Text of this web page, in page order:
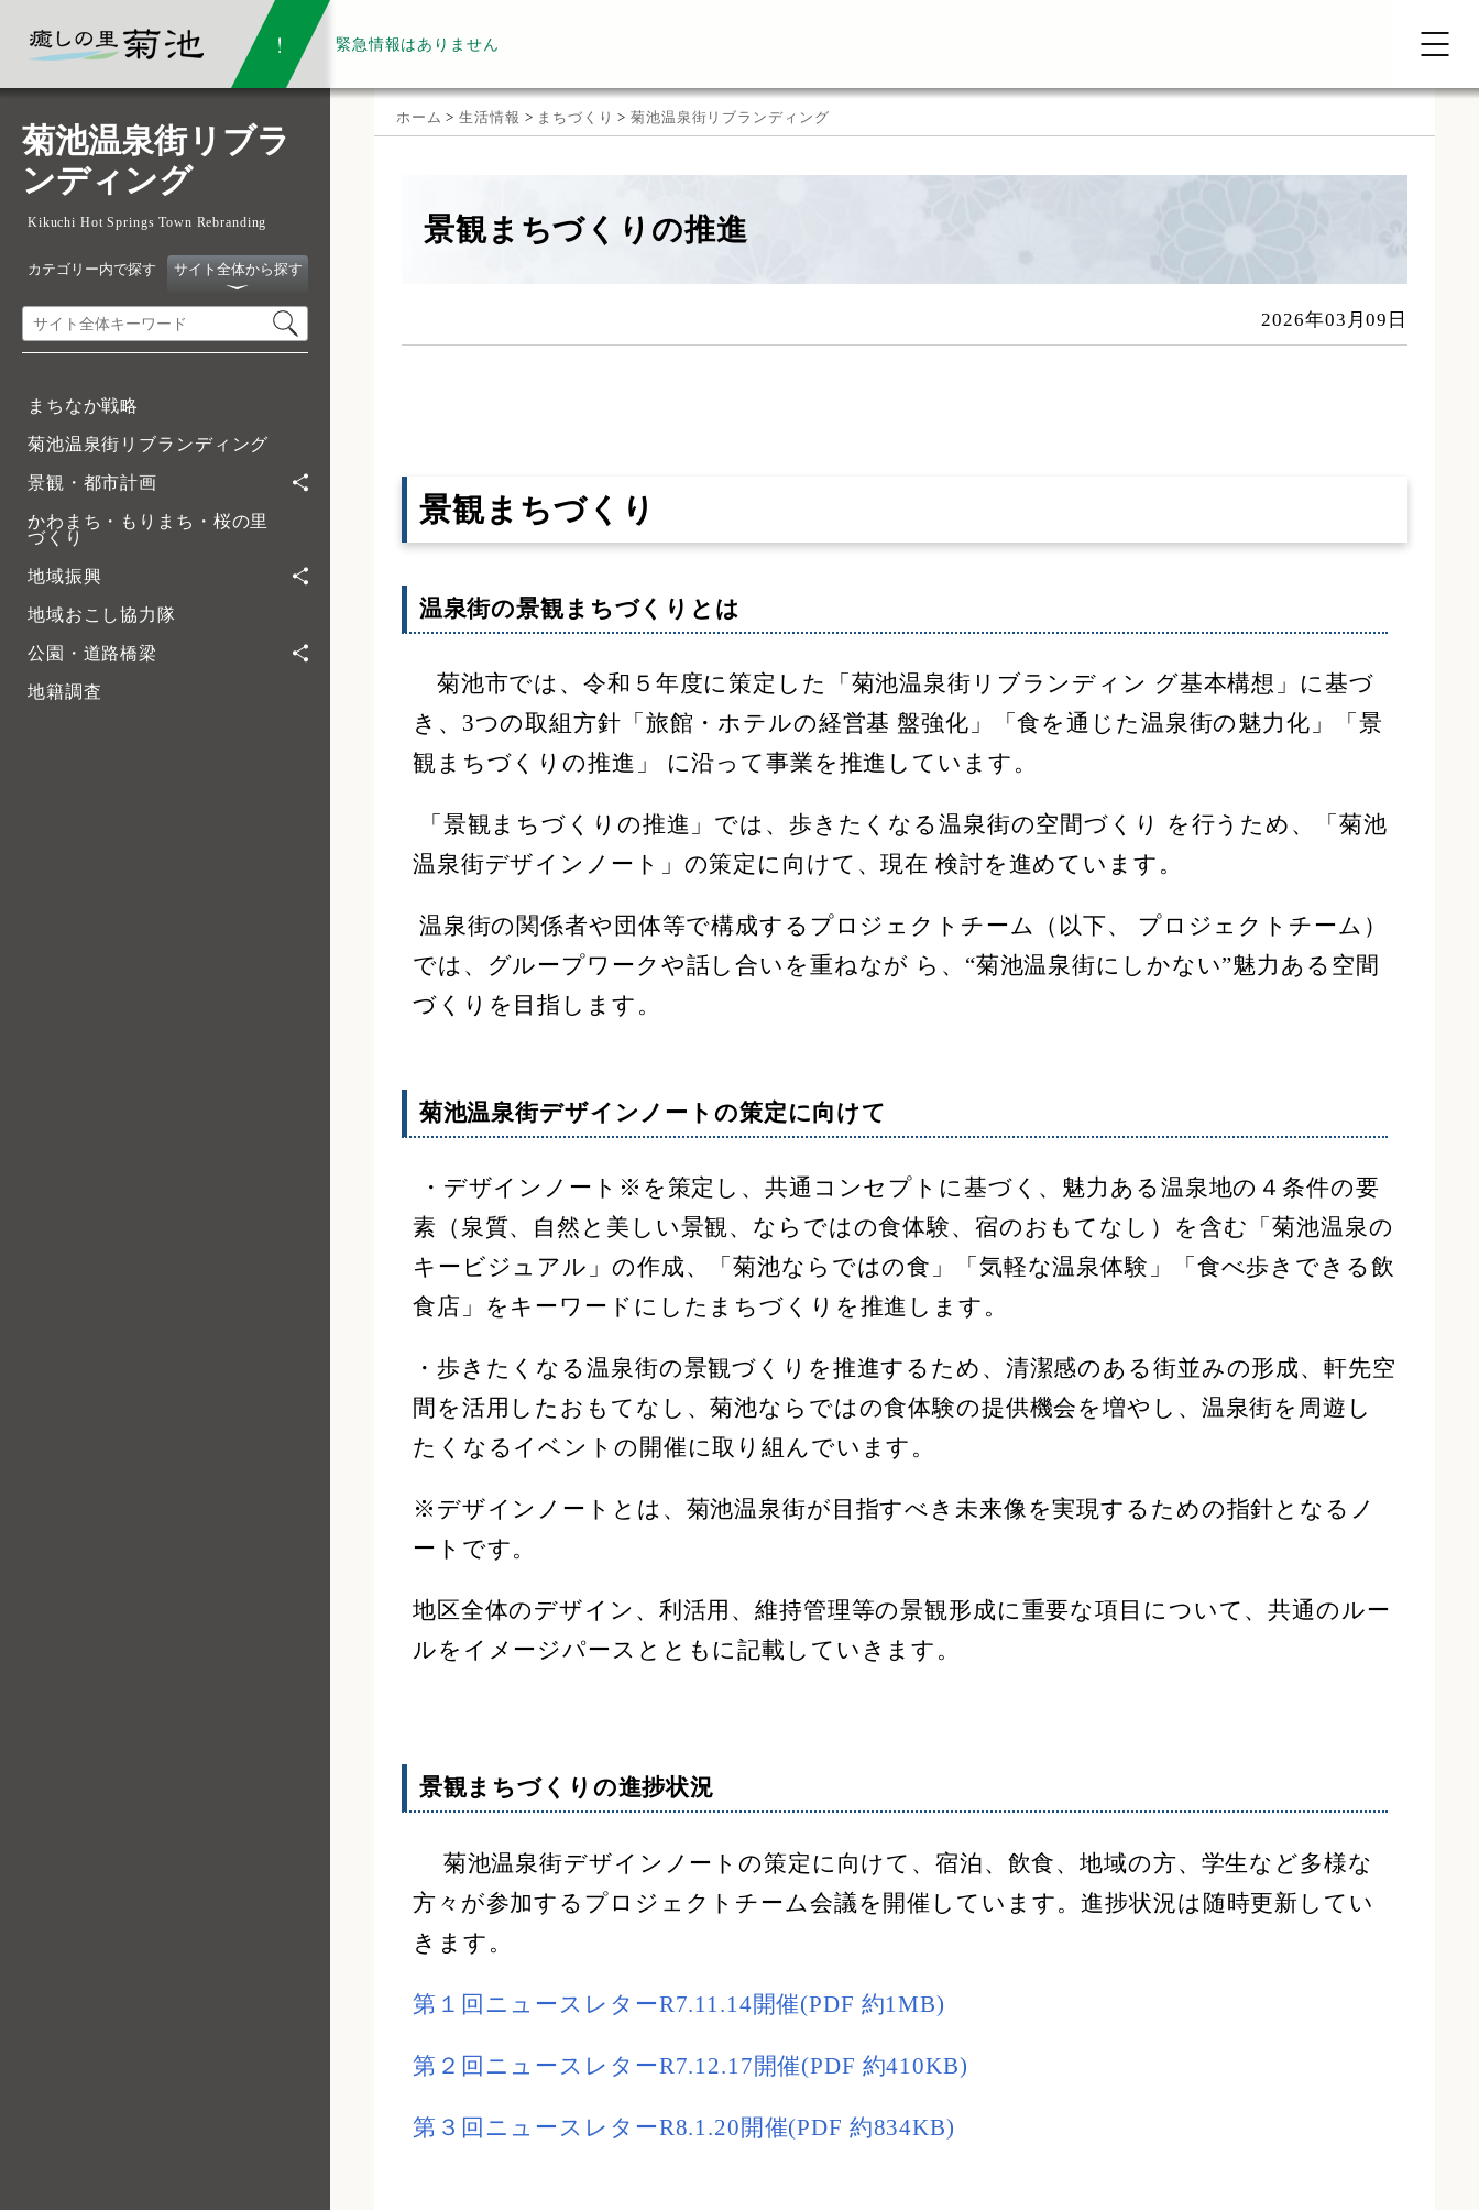
緊急情報はありません
菊池温泉街リブラ
ンディング
Kikuchi Hot Springs Town Rebranding
カテゴリー内で探す サイト全体から探す
まちなか戦略
菊池温泉街リブランディング
景観・都市計画
かわまち・もりまち・桜の里
づくり
地域振興
地域おこし協力隊
公園・道路橋梁
地籍調査
ホーム >生活情報 > まちづくり >菊池温泉街リブランディング
景観まちづくりの推進
2026年03月09日
景観まちづくり
温泉街の景観まちづくりとは
菊池市では、令和５年度に策定した「菊池温泉街リブランディン グ基本構想」に基づ
き、3つの取組方針「旅館・ホテルの経営基 盤強化」「食を通じた温泉街の魅力化」「景
観まちづくりの推進」 に沿って事業を推進しています。
「景観まちづくりの推進」では、歩きたくなる温泉街の空間づくり を行うため、「菊池
温泉街デザインノート」の策定に向けて、現在 検討を進めています。
温泉街の関係者や団体等で構成するプロジェクトチーム（以下、 プロジェクトチーム）
では、グループワークや話し合いを重ねなが ら、“菊池温泉街にしかない”魅力ある空間
づくりを目指します。
菊池温泉街デザインノートの策定に向けて
・デザインノート※を策定し、共通コンセプトに基づく、魅力ある温泉地の４条件の要
素（泉質、自然と美しい景観、ならではの食体験、宿のおもてなし）を含む「菊池温泉の
キービジュアル」の作成、「菊池ならではの食」「気軽な温泉体験」「食べ歩きできる飲
食店」をキーワードにしたまちづくりを推進します。
・歩きたくなる温泉街の景観づくりを推進するため、清潔感のある街並みの形成、軒先空
間を活用したおもてなし、菊池ならではの食体験の提供機会を増やし、温泉街を周遊し
たくなるイベントの開催に取り組んでいます。
※デザインノートとは、菊池温泉街が目指すべき未来像を実現するための指針となるノ
ートです。
地区全体のデザイン、利活用、維持管理等の景観形成に重要な項目について、共通のルー
ルをイメージパースとともに記載していきます。
景観まちづくりの進捗状況
菊池温泉街デザインノートの策定に向けて、宿泊、飲食、地域の方、学生など多様な
方々が参加するプロジェクトチーム会議を開催しています。進捗状況は随時更新してい
きます。
第１回ニュースレターR7.11.14開催(PDF 約1MB)
第２回ニュースレターR7.12.17開催(PDF 約410KB)
第３回ニュースレターR8.1.20開催(PDF 約834KB)